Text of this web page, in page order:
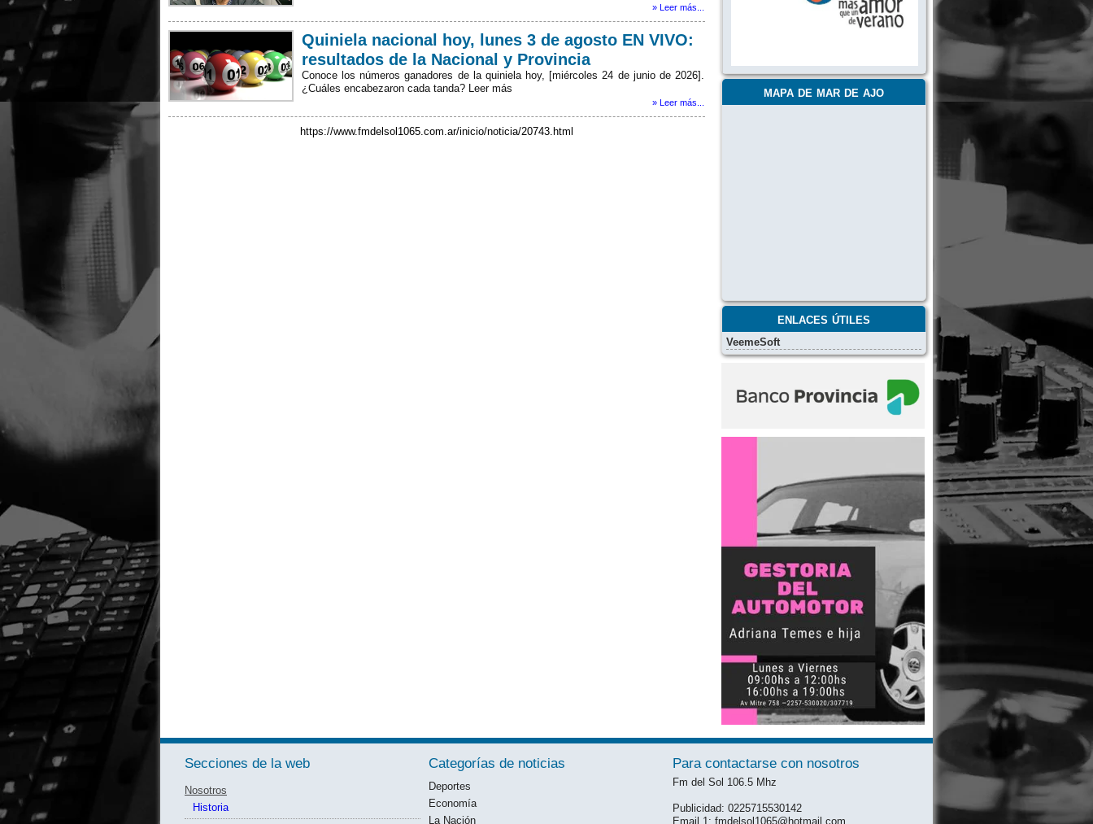
» Leer más...
Quiniela nacional hoy, lunes 3 de agosto EN VIVO:
resultados de la Nacional y Provincia
Conoce los números ganadores de la quiniela hoy, [miércoles 24 de junio de 2026].
¿Cuáles encabezaron cada tanda? Leer más
» Leer más...
https://www.fmdelsol1065.com.ar/inicio/noticia/20743.html
mapa de mar de ajo
enlaces útiles
VeemeSoft
Secciones de la web
Nosotros
Historia
Categorías de noticias
Deportes
Economía
La Nación
Para contactarse con nosotros
Fm del Sol 106.5 Mhz
Publicidad: 0225715530142
Email 1: fmdelsol1065@hotmail.com